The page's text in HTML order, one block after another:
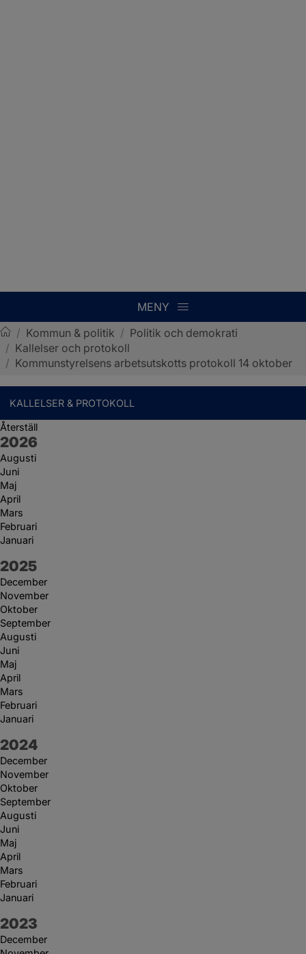
MENY
Sotenäs kommun
/ Kommun & politik / Politik och demokrati
/ Kallelser och protokoll
/ Kommunstyrelsens arbetsutskotts protokoll 14 oktober
KALLELSER & PROTOKOLL
Återställ
År:
2026
Augusti
Juni
Maj
April
Mars
Februari
Januari
År:
2025
December
November
Oktober
September
Augusti
Juni
Maj
April
Mars
Februari
Januari
År:
2024
December
November
Oktober
September
Augusti
Juni
Maj
April
Mars
Februari
Januari
År:
2023
December